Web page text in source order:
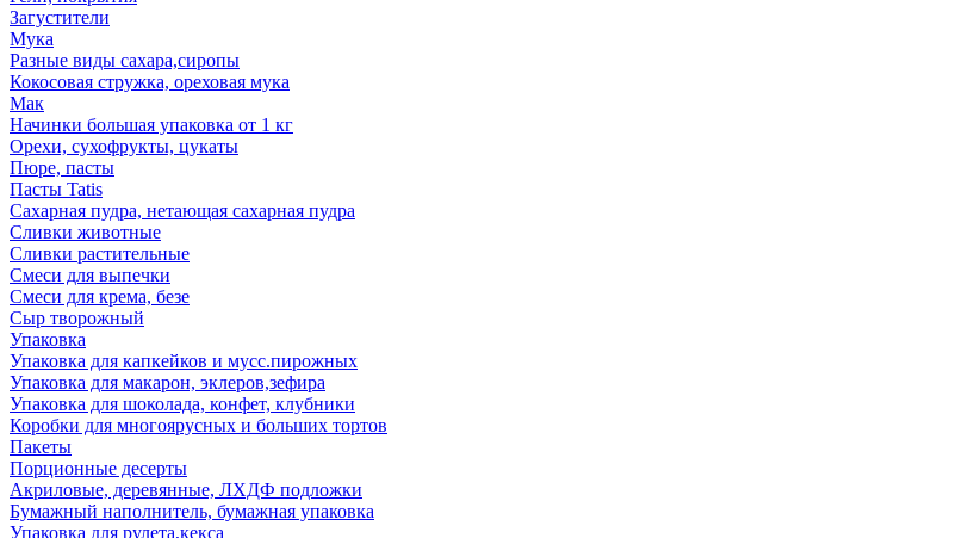
Загустители
Мука
Разные виды сахара,сиропы
Кокосовая стружка, ореховая мука
Мак
Начинки большая упаковка от 1 кг
Орехи, сухофрукты, цукаты
Пюре, пасты
Пасты Tatis
Сахарная пудра, нетающая сахарная пудра
Сливки животные
Сливки растительные
Смеси для выпечки
Смеси для крема, безе
Сыр творожный
Упаковка
Упаковка для капкейков и мусс.пирожных
Упаковка для макарон, эклеров,зефира
Упаковка для шоколада, конфет, клубники
Коробки для многоярусных и больших тортов
Пакеты
Порционные десерты
Акриловые, деревянные, ЛХДФ подложки
Бумажный наполнитель, бумажная упаковка
Упаковка для рулета,кекса